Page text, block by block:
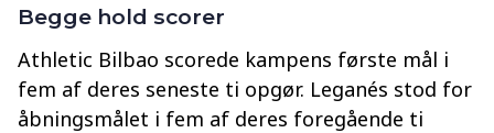
Begge hold scorer
Athletic Bilbao scorede kampens første mål i
fem af deres seneste ti opgør. Leganés stod for
åbningsmålet i fem af deres foregående ti